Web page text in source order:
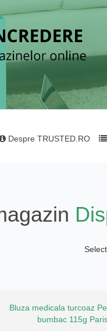
Despre TRUSTED.RO
Bluza medicala turcoaz
bumbac 115g